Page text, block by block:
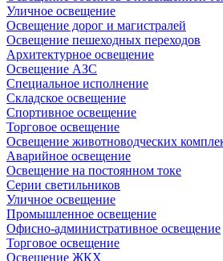
Уличное освещение
Освещение дорог и магистралей
Освещение пешеходных переходов
Архитектурное освещение
Освещение АЗС
Специальное исполнение
Складское освещение
Спортивное освещение
Торговое освещение
Освещение животноводческих
Аварийное освещение
Освещение на постоянном токе
Серии светильников
Уличное освещение
Промышленное освещение
Офисно-административное освещение
Торговое освещение
Освещение ЖКХ